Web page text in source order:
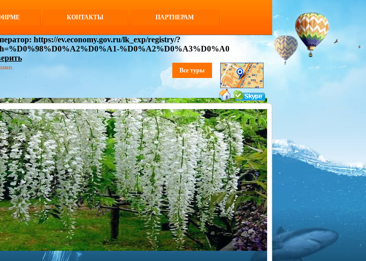
КОНТАКТЫ ПАРТНЕРАМ
https://ev.economy.gov.ru/lk_exp/registry/?
%D0%A2%D0%A3%D0%A0
Все туры